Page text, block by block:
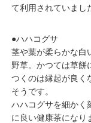
て利用されていまし
●ハハコグサ
茎や葉が柔らかな白
野草。かつては草餅
つくのは縁起が良く
そうです。
ハハコグサを細かく
に良い健康茶になり